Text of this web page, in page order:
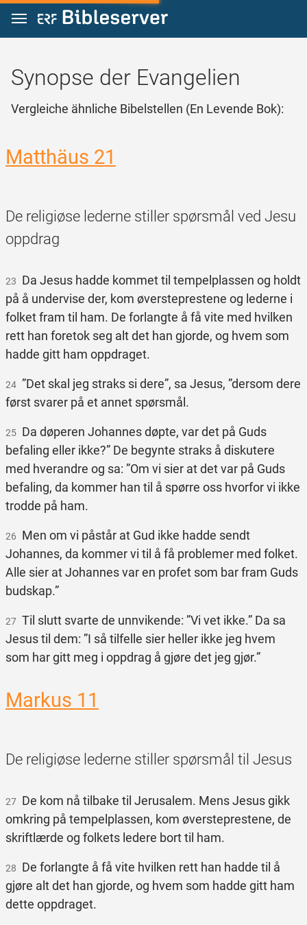
Zum Inhalt springen
Synopse der Evangelien
Vergleiche ähnliche Bibelstellen (En Levende Bok):
Matthäus 21
De religiøse lederne stiller spørsmål ved Jesu
oppdrag
23 Da Jesus hadde kommet til tempelplassen og holdt
på å undervise der, kom øversteprestene og lederne i
folket fram til ham. De forlangte å få vite med hvilken
rett han foretok seg alt det han gjorde, og hvem som
hadde gitt ham oppdraget.
24 ”Det skal jeg straks si dere”, sa Jesus, ”dersom dere
først svarer på et annet spørsmål.
25 Da døperen Johannes døpte, var det på Guds
befaling eller ikke?” De begynte straks å diskutere
med hverandre og sa: ”Om vi sier at det var på Guds
befaling, da kommer han til å spørre oss hvorfor vi ikke
trodde på ham.
26 Men om vi påstår at Gud ikke hadde sendt
Johannes, da kommer vi til å få problemer med folket.
Alle sier at Johannes var en profet som bar fram Guds
budskap.”
27 Til slutt svarte de unnvikende: ”Vi vet ikke.” Da sa
Jesus til dem: ”I så tilfelle sier heller ikke jeg hvem
som har gitt meg i oppdrag å gjøre det jeg gjør.”
Markus 11
De religiøse lederne stiller spørsmål til Jesus
27 De kom nå tilbake til Jerusalem. Mens Jesus gikk
omkring på tempelplassen, kom øversteprestene, de
skriftlærde og folkets ledere bort til ham.
28 De forlangte å få vite hvilken rett han hadde til å
gjøre alt det han gjorde, og hvem som hadde gitt ham
dette oppdraget.